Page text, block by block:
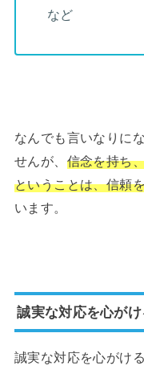
など
なんでも言いなりに
せんが、 信念を持ち
ということは、信頼
います。
誠実な対応を心がけ
誠実な対応を心がけ